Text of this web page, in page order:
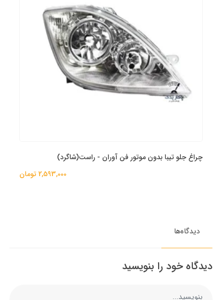
چراغ جلو تیبا بدون موتور فن آوران - راست(شاگرد)
2,593,000 تومان
دیدگاه‌ها
دیدگاه خود را بنویسید